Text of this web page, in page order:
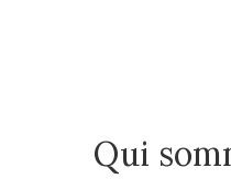
Qui